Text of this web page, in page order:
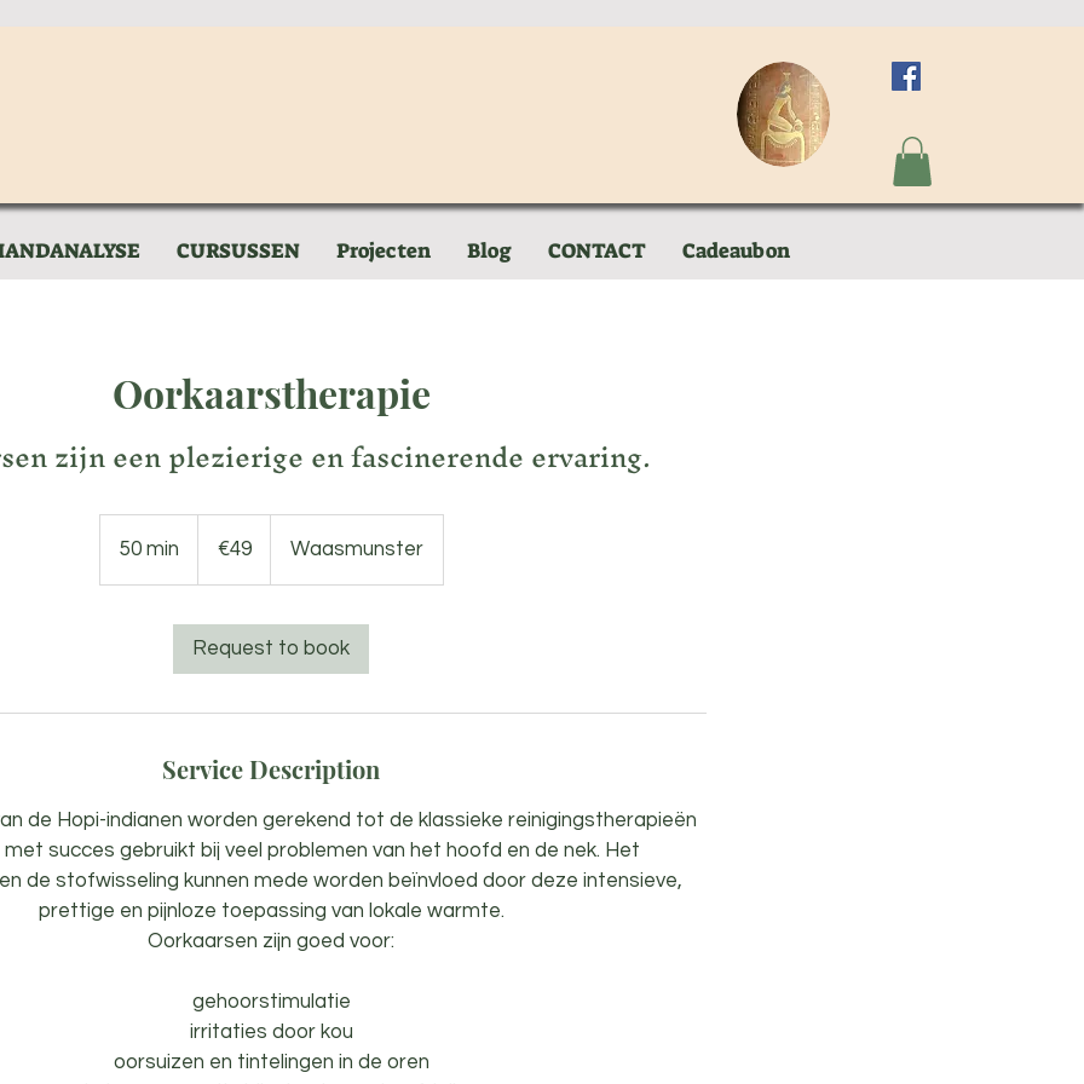
CURSUSSEN Projecten Blog CONTACT Cadeaubon
Oorkaarstherapie
zijn een plezierige en fascinerende ervaring.
50 min
0
n
€49 Waasmunster
Request to book
Service Description
de Hopi-indianen worden gerekend tot de klassieke reinigingstherapieën
succes gebruikt bij veel problemen van het hoofd en de nek. Het
de stofwisseling kunnen mede worden beïnvloed door deze intensieve,
prettige en pijnloze toepassing van lokale warmte.
Oorkaarsen zijn goed voor:
gehoorstimulatie
irritaties door kou
oorsuizen en tintelingen in de oren